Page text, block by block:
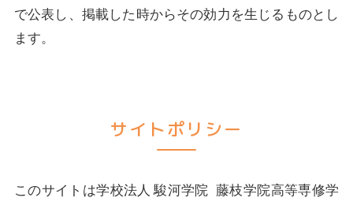
で公表し、掲載した時からその効力を生じるものとし
ます。
サイトポリシー
このサイトは学校法人 駿河学院 藤枝学院高等専修学